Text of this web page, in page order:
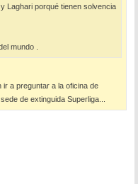
Laghari porqué tienen solvencia
mundo .
a preguntar a la oficina de
de extinguida Superliga...